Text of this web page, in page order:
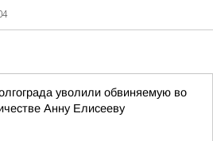
уволили обвиняемую во
Анну Елисееву